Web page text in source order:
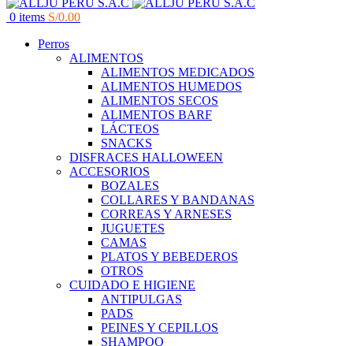
0 items S/0.00
Perros
ALIMENTOS
ALIMENTOS MEDICADOS
ALIMENTOS HUMEDOS
ALIMENTOS SECOS
ALIMENTOS BARF
LÁCTEOS
SNACKS
DISFRACES HALLOWEEN
ACCESORIOS
BOZALES
COLLARES Y BANDANAS
CORREAS Y ARNESES
JUGUETES
CAMAS
PLATOS Y BEBEDEROS
OTROS
CUIDADO E HIGIENE
ANTIPULGAS
PADS
PEINES Y CEPILLOS
SHAMPOO